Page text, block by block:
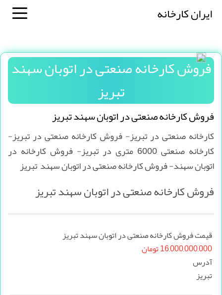
ایران کارخانه
فروش کارخانه صنعتی در اتوبان سهند
تبریز
فروش کارخانه صنعتی در اتوبان سهند تبریز
کارخانه صنعتی در تبریز- فروش کارخانه صنعتی در تبریز-
کارخانه صنعتی 6000 متری در تبریز- فروش کارخانه در
اتوبان سهند- فروش کارخانه صنعتی در اتوبان سهند تبریز
فروش کارخانه صنعتی در اتوبان سهند تبریز
قیمت فروش کارخانه صنعتی در اتوبان سهند تبریز
16,000,000,000 تومان
آدرس
تبریز